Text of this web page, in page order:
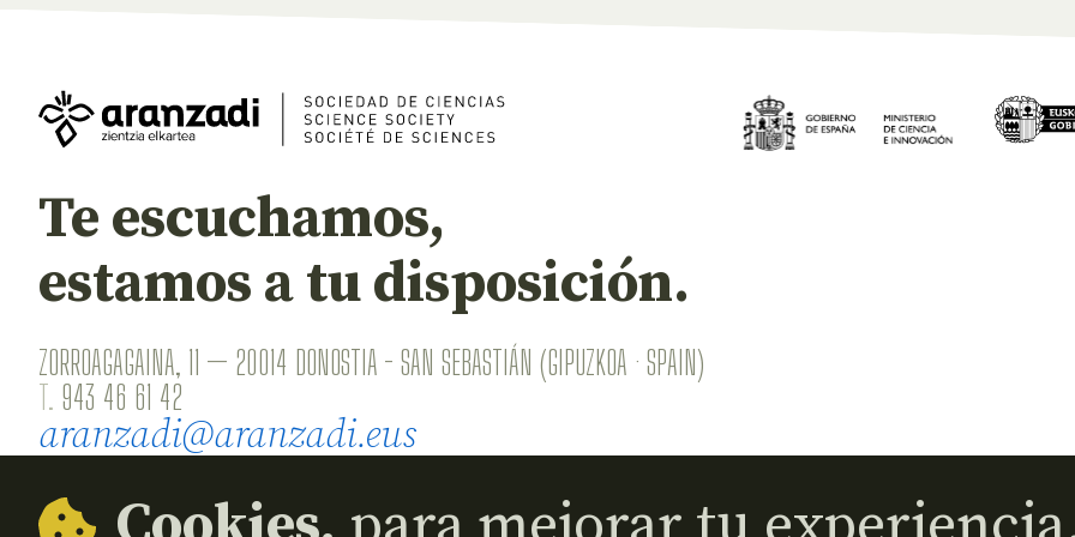
Te escuchamos,
estamos a tu disposición.
ZORROAGAGAINA, 11 — 20014 DONOSTIA - SAN SEBASTIÁN (GIPUZKOA · SPAIN)
T. 943 46 61 42
aranzadi@aranzadi.eus